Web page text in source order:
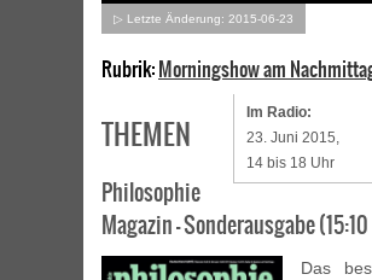
▷ Letzte Änderung: 2015-06-23
Rubrik:Morningshow am
Im Radio:
23. Juni 2015,
14 bis 18 Uhr
THEMEN
Philosophie
Magazin – Sonderausgabe
Das